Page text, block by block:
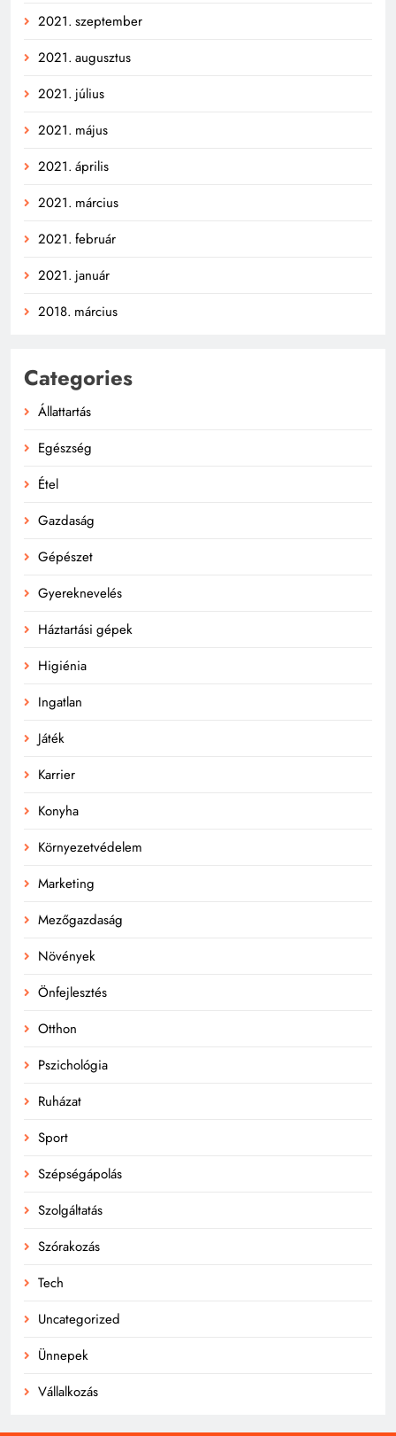
2021. szeptember
2021. augusztus
2021. július
2021. május
2021. április
2021. március
2021. február
2021. január
2018. március
Categories
Állattartás
Egészség
Étel
Gazdaság
Gépészet
Gyereknevelés
Háztartási gépek
Higiénia
Ingatlan
Játék
Karrier
Konyha
Környezetvédelem
Marketing
Mezőgazdaság
Növények
Önfejlesztés
Otthon
Pszichológia
Ruházat
Sport
Szépségápolás
Szolgáltatás
Szórakozás
Tech
Uncategorized
Ünnepek
Vállalkozás